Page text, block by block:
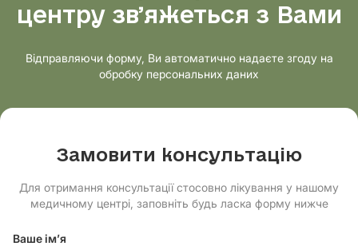
центру звʼяжеться з Вами
Відправляючи форму, Ви автоматично надаєте згоду на
обробку персональних даних
Замовити консультацію
Для отримання консультації стосовно лікування у нашому
медичному центрі, заповніть будь ласка форму нижче
Ваше ім’я